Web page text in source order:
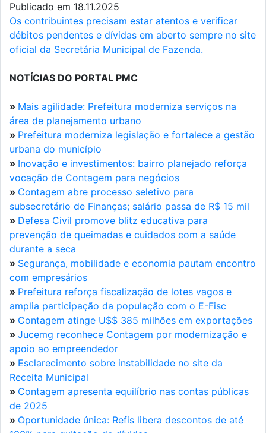
Publicado em 18.11.2025
Os contribuintes precisam estar atentos e verificar
débitos pendentes e dívidas em aberto sempre no site
oficial da Secretária Municipal de Fazenda.
NOTÍCIAS DO PORTAL PMC
» Mais agilidade: Prefeitura moderniza serviços na
área de planejamento urbano
» Prefeitura moderniza legislação e fortalece a gestão
urbana do município
» Inovação e investimentos: bairro planejado reforça
vocação de Contagem para negócios
» Contagem abre processo seletivo para
subsecretário de Finanças; salário passa de R$ 15 mil
» Defesa Civil promove blitz educativa para
prevenção de queimadas e cuidados com a saúde
durante a seca
» Segurança, mobilidade e economia pautam encontro
com empresários
» Prefeitura reforça fiscalização de lotes vagos e
amplia participação da população com o E-Fisc
» Contagem atinge U$$ 385 milhões em exportações
» Jucemg reconhece Contagem por modernização e
apoio ao empreendedor
» Esclarecimento sobre instabilidade no site da
Receita Municipal
» Contagem apresenta equilíbrio nas contas públicas
de 2025
» Oportunidade única: Refis libera descontos de até